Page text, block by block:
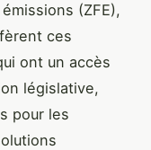
(ZFE),
ces
ont un accès
législative,
pour les